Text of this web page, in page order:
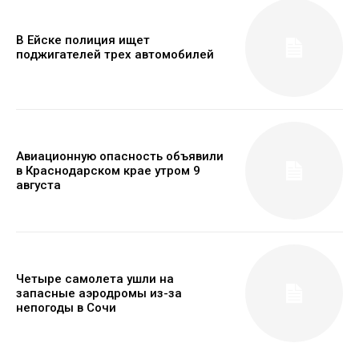
В Ейске полиция ищет
поджигателей трех автомобилей
Авиационную опасность объявили
в Краснодарском крае утром 9
августа
Четыре самолета ушли на
запасные аэродромы из-за
непогоды в Сочи